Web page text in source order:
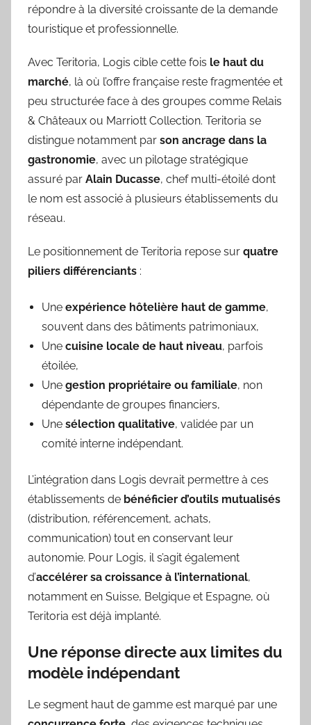
répondre à la diversité croissante de la demande
touristique et professionnelle.
Avec Teritoria, Logis cible cette fois le haut du
marché, là où l’offre française reste fragmentée et
peu structurée face à des groupes comme Relais
& Châteaux ou Marriott Collection. Teritoria se
distingue notamment par son ancrage dans la
gastronomie, avec un pilotage stratégique
assuré par Alain Ducasse, chef multi-étoilé dont
le nom est associé à plusieurs établissements du
réseau.
Le positionnement de Teritoria repose sur quatre
piliers différenciants :
Une expérience hôtelière haut de gamme,
souvent dans des bâtiments patrimoniaux,
Une cuisine locale de haut niveau, parfois
étoilée,
Une gestion propriétaire ou familiale, non
dépendante de groupes financiers,
Une sélection qualitative, validée par un
comité interne indépendant.
L’intégration dans Logis devrait permettre à ces
établissements de bénéficier d’outils mutualisés
(distribution, référencement, achats,
communication) tout en conservant leur
autonomie. Pour Logis, il s’agit également
d’accélérer sa croissance à l’international,
notamment en Suisse, Belgique et Espagne, où
Teritoria est déjà implanté.
Une réponse directe aux limites du
modèle indépendant
Le segment haut de gamme est marqué par une